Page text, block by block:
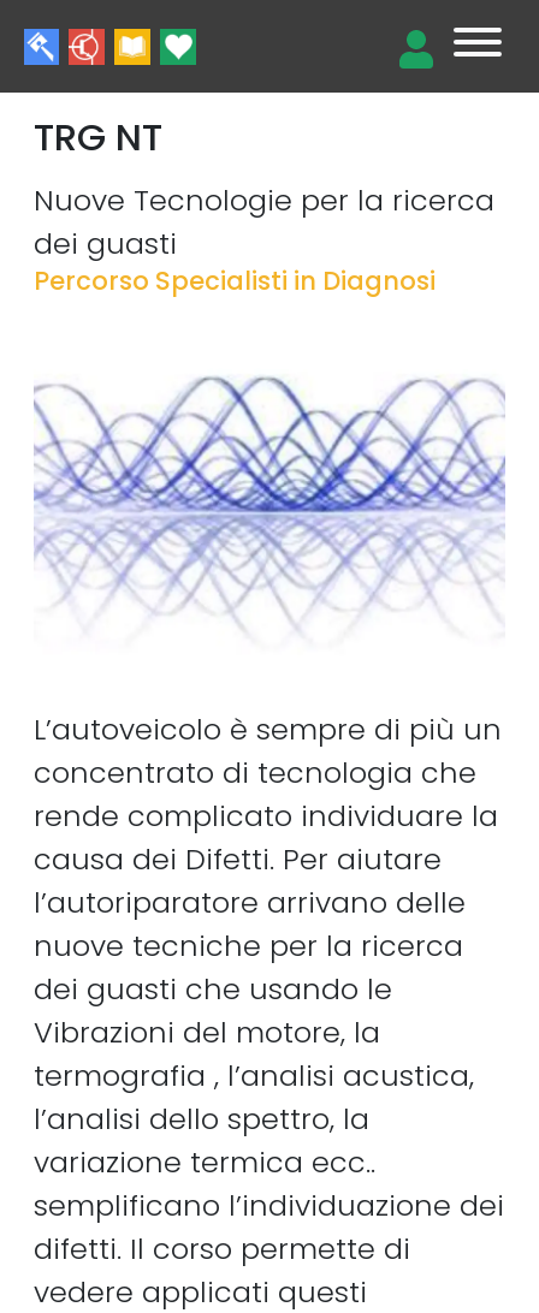
TRG NT
Nuove Tecnologie per la ricerca
dei guasti
Percorso Specialisti in Diagnosi
L’autoveicolo è sempre di più un
concentrato di tecnologia che
rende complicato individuare la
causa dei Difetti. Per aiutare
l’autoriparatore arrivano delle
nuove tecniche per la ricerca
dei guasti che usando le
Vibrazioni del motore, la
termografia , l’analisi acustica,
l’analisi dello spettro, la
variazione termica ecc..
semplificano l’individuazione dei
difetti. Il corso permette di
vedere applicati questi